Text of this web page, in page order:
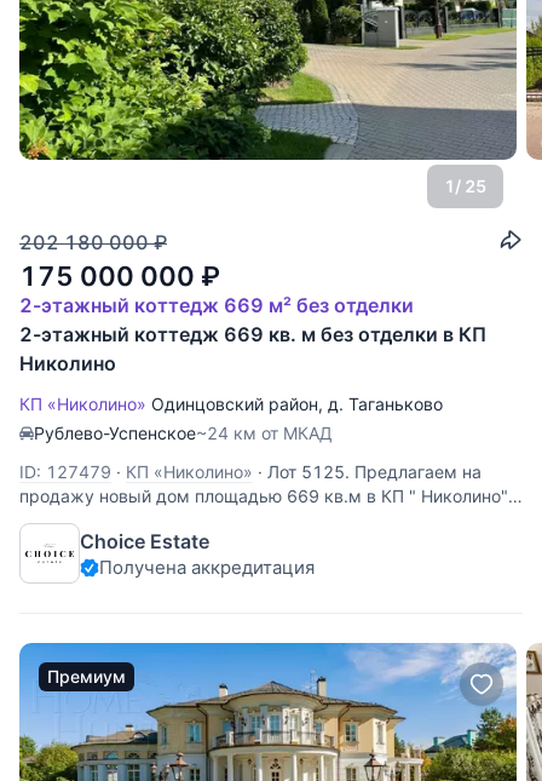
1/ 25
202 180 000 ₽
175 000 000 ₽
2-этажный коттедж 669 м² без отделки
2-этажный коттедж 669 кв. м без отделки в КП
Николино
КП «Николино» Одинцовский район, д. Таганьково
Рублево-Успенское~24 км от МКАД
ID: 127479 · КП «Николино» · Лот 5125. Предлагаем на
продажу новый дом площадью 669 кв.м в КП " Николино".
В доме 4 этажа (включая полноценный цокольный этаж), 6
спален. Отдельный блок для домработницы. Надземная
часть дома построена из кирпича и облицована
Choice Estate
Получена аккредитация
Премиум